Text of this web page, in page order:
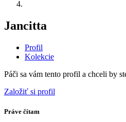
Jancitta
Profil
Kolekcie
Páči sa vám tento profil a chceli by
Založiť si profil
Práve čítam